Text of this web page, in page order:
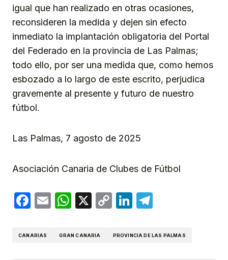
igual que han realizado en otras ocasiones,
reconsideren la medida y dejen sin efecto
inmediato la implantación obligatoria del Portal
del Federado en la provincia de Las Palmas;
todo ello, por ser una medida que, como hemos
esbozado a lo largo de este escrito, perjudica
gravemente al presente y futuro de nuestro
fútbol.
Las Palmas, 7 agosto de 2025
Asociación Canaria de Clubes de Fútbol
Facebook
EmailWhatsApp
X
CopyLinkedIn
CANARIAS GRAN CANARIA PROVINCIA DE LAS PALMAS